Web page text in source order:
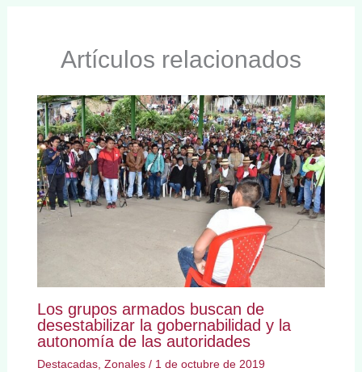
Artículos relacionados
Los grupos armados buscan de
desestabilizar la gobernabilidad y la
autonomía de las autoridades
Destacadas, Zonales/ 1 de octubre de 2019